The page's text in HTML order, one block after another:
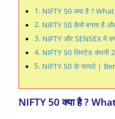
NIFTY 50 क्या है ?
NIFTY 50 कैसे बनता है
NIFTY और SENSEX में
NIFTY 50 लिस्टेड कंपनी
NIFTY 50 के फायदे |
NIFTY 50 क्या है ?